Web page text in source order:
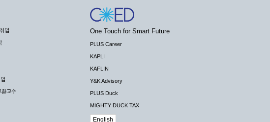
상적인 서비스가 불가능할 경우 회사는 사전 공지나 예고 없
손해에 대하여 배상하지 않습니다.
비스를 제공할 수 있도록 최선의 노력을 다하여야 합니다.
의하여 국가기관 등의 합법적인 요구가 있는 경우에는 해당
업
환교수
One Touch for Smart Future
PLUS Career
KAPLI
KAFLIN
Y&K Advisory
PLUS Duck
MIGHTY DUCK TAX
English